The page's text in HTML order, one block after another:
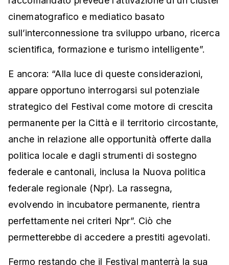
cinematografico e mediatico basato
sull’interconnessione tra sviluppo urbano, ricerca
scientifica, formazione e turismo intelligente”.
E ancora: “Alla luce di queste considerazioni,
appare opportuno interrogarsi sul potenziale
strategico del Festival come motore di crescita
permanente per la Città e il territorio circostante,
anche in relazione alle opportunità offerte dalla
politica locale e dagli strumenti di sostegno
federale e cantonali, inclusa la Nuova politica
federale regionale (Npr). La rassegna,
evolvendo in incubatore permanente, rientra
perfettamente nei criteri Npr”. Ciò che
permetterebbe di accedere a prestiti agevolati.
Fermo restando che il Festival manterrà la sua